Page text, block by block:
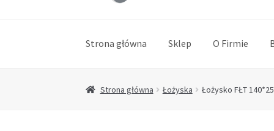
Strona główna Sklep O Firmie
Strona główna Łożyska Łożysko FŁT